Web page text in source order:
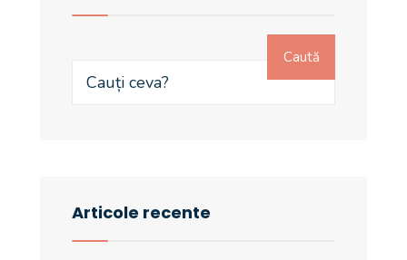
Caută
Articole recente